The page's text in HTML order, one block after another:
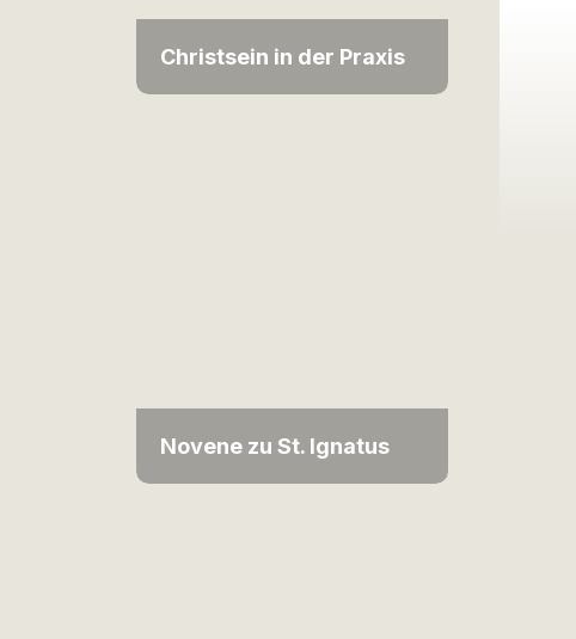
Christsein in der Praxis
Novene zu St. Ignatus